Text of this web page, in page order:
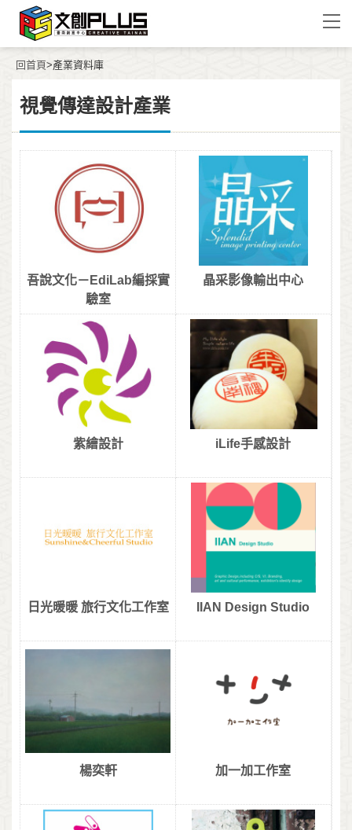
回首頁>產業資料庫
視覺傳達設計產業
吾說文化－EdiLab編採實
驗室
晶采影像輸出中心
紫繪設計 iLife手感設計
日光暖暖 旅行文化工作室 IIAN Design Studio
楊奕軒 加一加工作室